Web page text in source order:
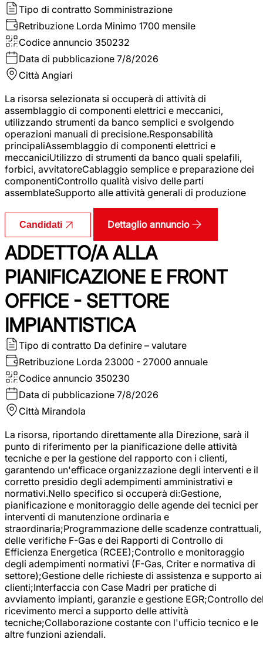
Tipo di contratto Somministrazione
Retribuzione Lorda Minimo 1700 mensile
Codice annuncio 350232
Data di pubblicazione 7/8/2026
Città Angiari
La risorsa selezionata si occuperà di attività di
assemblaggio di componenti elettrici e meccanici,
utilizzando strumenti da banco semplici e svolgendo
operazioni manuali di precisione.Responsabilità
principaliAssemblaggio di componenti elettrici e
meccaniciUtilizzo di strumenti da banco quali spelafili,
forbici, avvitatoreCablaggio semplice e preparazione dei
componentiControllo qualità visivo delle parti
assemblateSupporto alle attività generali di produzione
Candidati Dettaglio annuncio
ADDETTO/A ALLA
PIANIFICAZIONE E FRONT
OFFICE - SETTORE
IMPIANTISTICA
Tipo di contratto Da definire – valutare
Retribuzione Lorda 23000 - 27000 annuale
Codice annuncio 350230
Data di pubblicazione 7/8/2026
Città Mirandola
La risorsa, riportando direttamente alla Direzione, sarà il
punto di riferimento per la pianificazione delle attività
tecniche e per la gestione del rapporto con i clienti,
garantendo un'efficace organizzazione degli interventi e il
corretto presidio degli adempimenti amministrativi e
normativi.Nello specifico si occuperà di:Gestione,
pianificazione e monitoraggio delle agende dei tecnici per
interventi di manutenzione ordinaria e
straordinaria;Programmazione delle scadenze contrattuali,
delle verifiche F-Gas e dei Rapporti di Controllo di
Efficienza Energetica (RCEE);Controllo e monitoraggio
degli adempimenti normativi (F-Gas, Criter e normativa di
settore);Gestione delle richieste di assistenza e supporto ai
clienti;Interfaccia con Case Madri per pratiche di
avviamento impianti, garanzie e gestione EGR;Controllo
ricevimento merci a supporto delle attività
tecniche;Collaborazione costante con l'ufficio tecnico e le
altre funzioni aziendali.